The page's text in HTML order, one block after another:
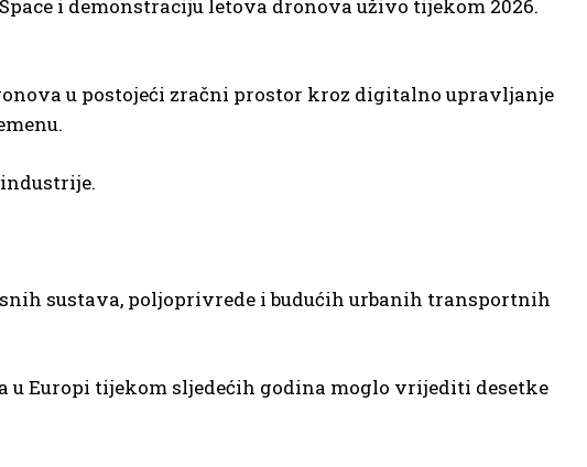
i demonstraciju letova dronova uživo tijekom 2026.
u postojeći zračni prostor kroz digitalno upravljanje
sustava, poljoprivrede i budućih urbanih transportnih
u Europi tijekom sljedećih godina moglo vrijediti desetke